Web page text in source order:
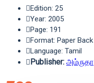
Edition: 25
Year: 2005
Page: 191
Format: Paper Back
Language: Tamil
Publisher: அம்ருதா